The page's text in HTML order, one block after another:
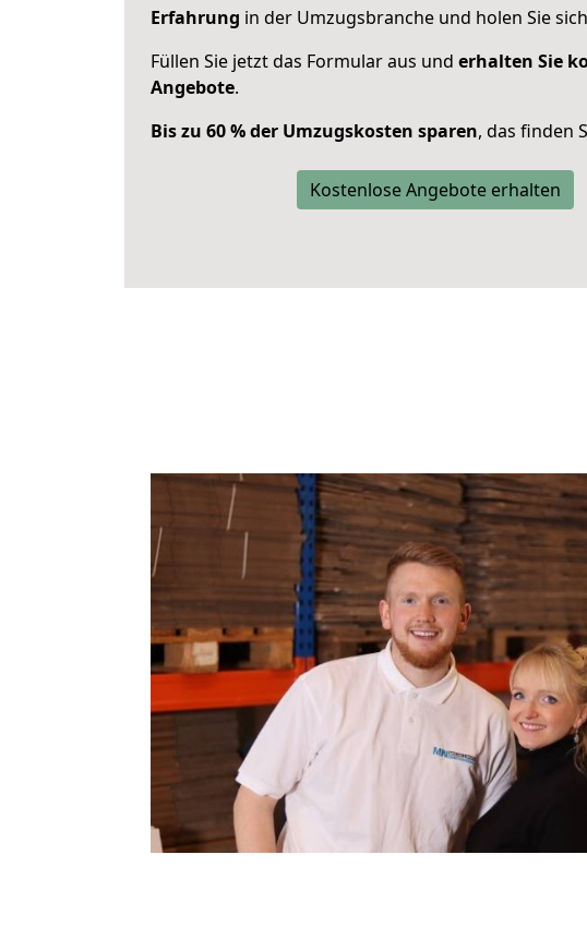
Erfahrung in der Umzugsbranche und holen Sie
Füllen Sie jetzt das Formular aus und erhalten Sie
Angebote.
Bis zu 60 % der Umzugskosten sparen, das finden
Kostenlose Angebote erhalten